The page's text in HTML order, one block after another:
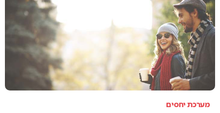
מערכת יחסים